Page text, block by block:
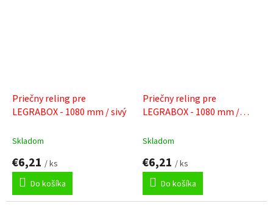
Priečny reling pre
LEGRABOX - 1080 mm / sivý
Skladom
€6,21 / ks
Do košíka
Priečny reling pre
LEGRABOX - 1080 mm /
Skladom
€6,21 / ks
Do košíka